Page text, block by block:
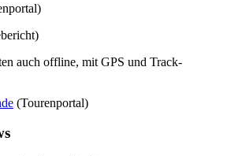
auch offline, mit GPS und Track-
(Tourenportal)